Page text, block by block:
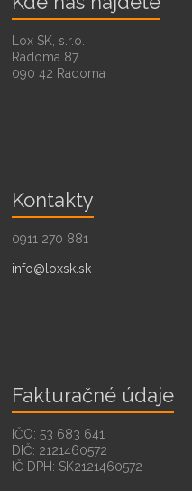
Lox SK, s.r.o.
Radoma 87
090 42 Radoma
Kontakty
0911 270 881
info@loxsk.sk
Fakturačné údaje
IČO: 53 683 641
DIČ: 2121460572
IČ DPH: SK2121460572